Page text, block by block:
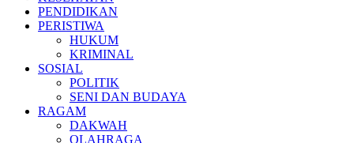
PENDIDIKAN
PERISTIWA
HUKUM
KRIMINAL
SOSIAL
POLITIK
SENI DAN BUDAYA
RAGAM
DAKWAH
OLAHRAGA